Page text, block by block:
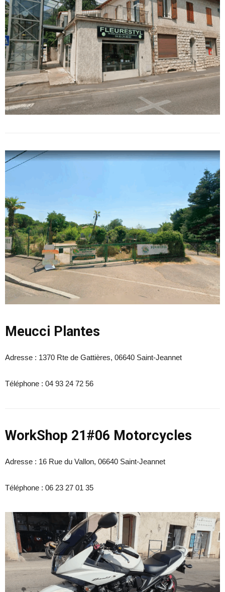
Meucci Plantes
Adresse : 1370 Rte de Gattières, 06640 Saint-Jeannet
Téléphone : 04 93 24 72 56
WorkShop 21#06 Motorcycles
Adresse : 16 Rue du Vallon, 06640 Saint-Jeannet
Téléphone : 06 23 27 01 35